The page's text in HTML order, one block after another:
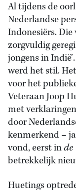
Al tijdens de
Nederlandse
Indonesiërs.
zorgvuldig
jongens in
werd het stil.
voor het
Veteraan Joop
met
door
kenmerkend –
vond, eerst inde
betrekkelijk
Huetings